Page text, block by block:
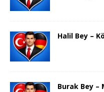
Halil Bey –
Burak Bey –